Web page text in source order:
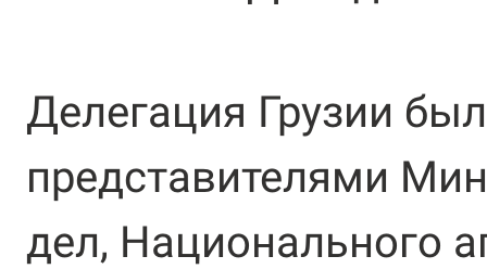
Делегация Грузии
представителями
дел, Национального